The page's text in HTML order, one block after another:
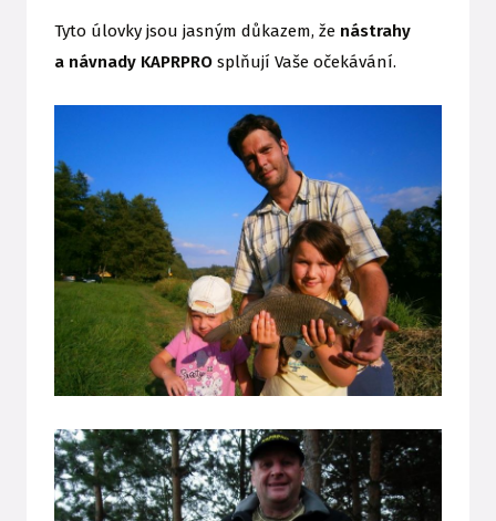
Tyto úlovky jsou jasným důkazem, že nástrahy
a návnady KAPRPRO splňují Vaše očekávání.